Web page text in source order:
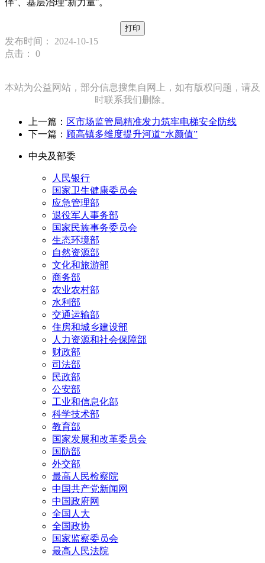
伴”、基层治理“新力量”。
打印
发布时间： 2024-10-15
点击： 0
本站为公益网站，部分信息搜集自网上，如有版权问题，请及
时联系我们删除。
上一篇： 区市场监管局精准发力筑牢电梯安全防线
下一篇： 顾高镇多维度提升河道“水颜值”
中央及部委
人民银行
国家卫生健康委员会
应急管理部
退役军人事务部
国家民族事务委员会
生态环境部
自然资源部
文化和旅游部
商务部
农业农村部
水利部
交通运输部
住房和城乡建设部
人力资源和社会保障部
财政部
司法部
民政部
公安部
工业和信息化部
科学技术部
教育部
国家发展和改革委员会
国防部
外交部
最高人民检察院
中国共产党新闻网
中国政府网
全国人大
全国政协
国家监察委员会
最高人民法院